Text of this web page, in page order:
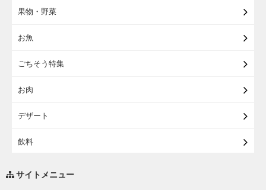
果物・野菜
お魚
ごちそう特集
お肉
デザート
飲料
サイトメニュー